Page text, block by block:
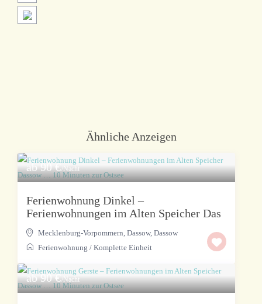
Ähnliche Anzeigen
ab 90 €/Nacht
Ferienwohnung Dinkel –
Ferienwohnungen im Alten Speicher Das
Mecklenburg-Vorpommern, Dassow,Dassow
Ferienwohnung /Komplette Einheit
ab 90 €/Nacht